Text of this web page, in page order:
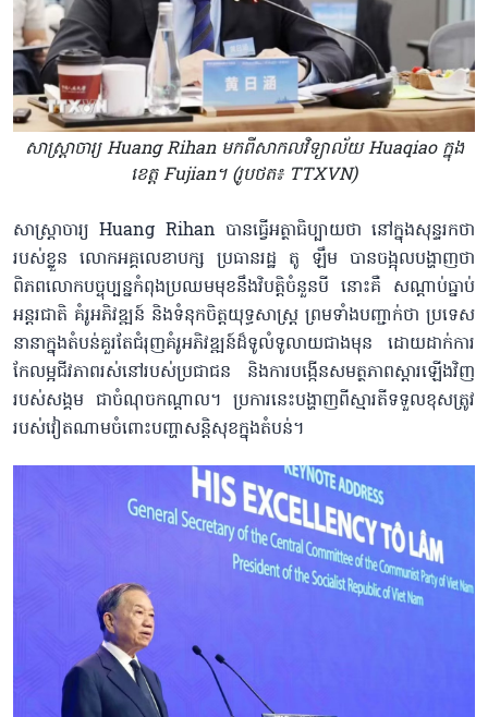
សាស្ត្រាចារ្យ Huang Rihan មកពីសាកលវិទ្យាល័យ Huaqiao ក្នុង
ខេត្ត Fujian។ (រូបថត៖ TTXVN)
សាស្ត្រាចារ្យ Huang Rihan បានធ្វើអត្ថាធិប្បាយថា នៅក្នុងសុន្ទរកថា
របស់ខ្លួន លោកអគ្គលេខាបក្ស ប្រធានរដ្ឋ តូ ឡឹម បានចង្អុលបង្ហាញថា
ពិភពលោកបច្ចុប្បន្នកំពុងប្រឈមមុខនឹងវិបត្តិចំនួនបី នោះគឺ សណ្តាប់ធ្នាប់
អន្តរជាតិ គំរូអភិវឌ្ឍន៍ និងទំនុកចិត្តយុទ្ធសាស្ត្រ ព្រមទាំងបញ្ជាក់ថា ប្រទេស
នានាក្នុងតំបន់គួរតែជំរុញគំរូអភិវឌ្ឍន៍ដ៏ទូលំទូលាយជាងមុន ដោយដាក់ការ
កែលម្អជីវភាពរស់នៅរបស់ប្រជាជន និងការបង្កើនសមត្ថភាពស្ដារឡើងវិញ
របស់សង្គម ជាចំណុចកណ្តាល។ ប្រការនេះបង្ហាញពីស្មារតីទទួលខុសត្រូវ
របស់វៀតណាមចំពោះបញ្ហាសន្តិសុខក្នុងតំបន់។